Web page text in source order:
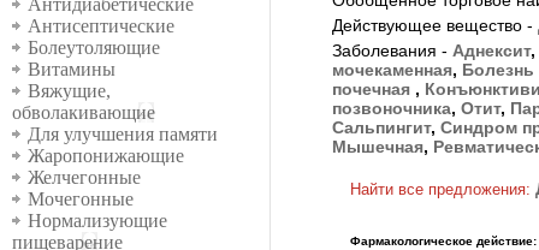
Антидиабетические
Антисептические
Болеутоляющие
Витамины
Вяжущие,
обволакивающие
Для улучшения памяти
Жаропонижающие
Желчегонные
Мочегонные
Нормализующие
пищеварение
Действующее вещество -
Заболевания - Аднексит,
мочекаменная, Болезнь
почечная ,
позвоночника, Отит,
Сальпингит, Синдром
Мышечная,
Найти все предложения:
Фармакологическое действие: